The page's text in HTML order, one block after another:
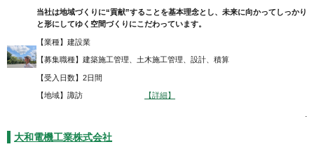
当社は地域づくりに“貢献”することを基本理念とし、未来に向かってしっかり
と形にしてゆく空間づくりにこだわっています。
【業種】建設業
【募集職種】建築施工管理、土木施工管理、設計、積算
【受入日数】2日間
【地域】諏訪 【詳細】
.
大和電機工業株式会社